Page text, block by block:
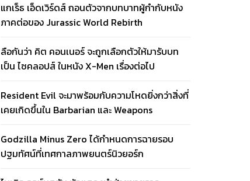
แกเร็ธ เอ็ดเวิร์ดส์ ถอนตัวจากบทบาทผู้กำกับหนัง
ภาคต่อของ Jurassic World Rebirth
ลือกันว่า คิต คอนเนอร์ จะถูกเลือกตัวให้มารับบท
เป็น ไซคลอปส์ ในหนัง X-Men เรื่องต่อไป
Resident Evil จะมาพร้อมกับความโหดยิ่งกว่าสิ่งที่
เคยเกิดขึ้นใน Barbarian และ Weapons
Godzilla Minus Zero ได้กำหนดการฉายรอบ
ปฐมทัศน์ที่เทศกาลภาพยนตร์นิวยอร์ก